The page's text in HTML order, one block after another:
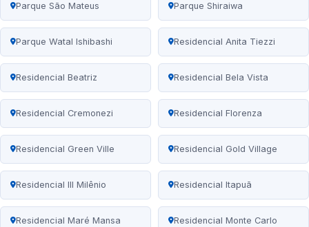
Parque São Mateus Parque Shiraiwa
Parque Watal Ishibashi Residencial Anita Tiezzi
Residencial Beatriz Residencial Bela Vista
Residencial Cremonezi Residencial Florenza
Residencial Green Ville Residencial Gold Village
Residencial III Milênio Residencial Itapuã
Residencial Maré Mansa Residencial Monte Carlo